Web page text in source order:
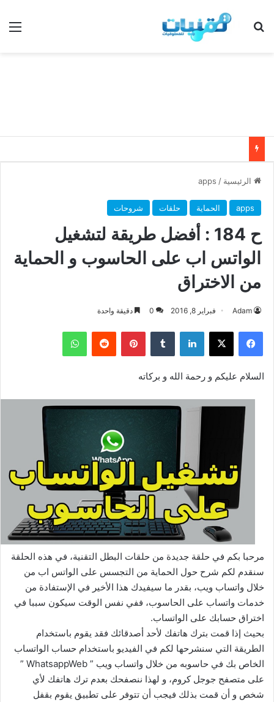
بحث عن
الرئيسية /
apps
apps الحماية حلقات شروحات
ح 184 : أفضل طريقة لتشغيل
الواتس اب على الحاسوب و الحماية
من الاختراق
Adam فبراير 8, 2016 0 دقيقة واحدة
فيسبوك ‫X لينكدإن بينتيريست واتساب
السلام عليكم و رحمة الله و بركاته
مرحبا بكم في حلقة جديدة من حلقات البطل التقنية، في هذه الحلقة
سنقدم لكم شرح حول الحماية من التجسس على الواتس اب من
خلال واتساب ويب، بقدر ما سيفيدك هذا الأخير في الإستفادة من
خدمات واتساب على الحاسوب، ففي نفس الوقت سيكون سببا في
اختراق حسابك على الواتساب.
بحيث إذا قمت بترك هاتفك لأحد أصدقائك فقد يقوم باستخدام
الطريقة التي سنشرحها لكم في الفيديو باستخدام حساب الواتساب
الخاص بك في حاسوبه من خلال واتساب ويب ” WhatsappWeb ”
على متصفح جوجل كروم، و لهذا ننصفحك بعدم ترك هاتفك لأي
شخص و أن قمت بذلك فيجب أن تتوفر على تطبيق يقوم بقفل